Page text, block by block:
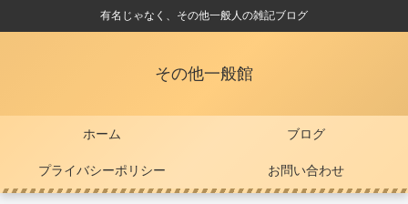
有名じゃなく、その他一般人の雑記ブログ
その他一般館
ホーム ブログ
プライバシーポリシー お問い合わせ